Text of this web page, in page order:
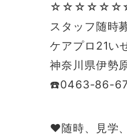
スタッフ随時
ケアプロ21い
神奈川県伊勢
☎️0463-86-
❤️随時、見学